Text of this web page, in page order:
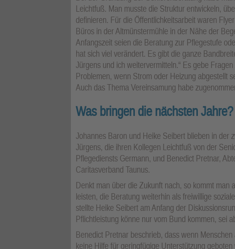
Leichtfuß. Man musste die Struktur entwickeln,
definieren. Für die Öffentlichkeitsarbeit waren
Büros in der Altmünstermühle in der Nähe der
Anfangszeit seien die Beratung zur Pflegestufe
hat sich viel verändert. Es gibt die ganze
Jürgens und ich weitervermitteln.“ Es gebe
Problemen, wenn Strom oder Heizung abgestellt
Auch das Thema Vereinsamung habe
Was bringen die nächsten Jahre?
Johannes Baron und Heike Seibert blieben in der
Jürgens, die ihren Kollegen Leichtfuß von der
Pflegediensts Germann, und Benedict Pretnar,
Caritasverband Taunus.
Denkt man über die Zukunft nach, so kommt man
leisten, die Beratung weiterhin als freiwillige
stellte Heike Seibert am Anfang der
Pflichtleistung könne nur vom Bund kommen, sei
Benedict Pretnar beschrieb, dass wenn
keine Hilfe für geringfügige Unterstützung